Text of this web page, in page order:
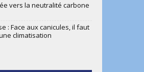
vers la neutralité carbone
: Face aux canicules, il faut
climatisation